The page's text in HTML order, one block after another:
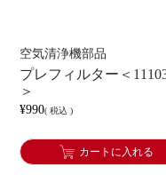
空気清浄機部品
プレフィルター＜
＞
¥990 税込
カートに入れる